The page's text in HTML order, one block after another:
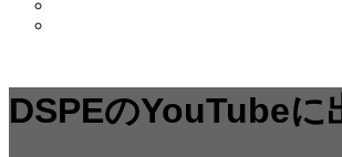
DSPEのYouTubeに